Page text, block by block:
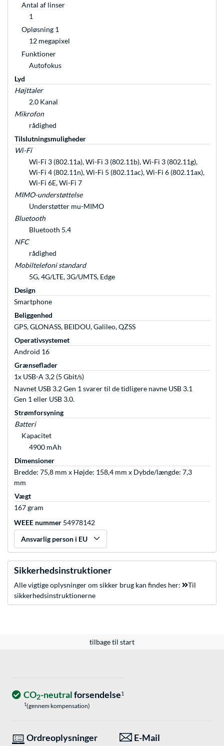
Antal af linser
1
Opløsning 1
12 megapixel
Funktioner
Autofokus
Lyd
Højttaler
2.0 Kanal
Mikrofon
rådighed
Tilslutningsmuligheder
Wi-Fi
Wi-Fi 3 (802.11a), Wi-Fi 3 (802.11b), Wi-Fi 3 (802.11g),
Wi-Fi 4 (802.11n), Wi-Fi 5 (802.11ac), Wi-Fi 6 (802.11ax),
Wi-Fi 6E, Wi-Fi 7
MIMO-understøttelse
Understøtter mu-MIMO
Bluetooth
Bluetooth 5.4
NFC
rådighed
Mobiltelefoni standard
5G, 4G/LTE, 3G/UMTS, Edge
Design
Smartphone
Beliggenhed
GPS, GLONASS, BEIDOU, Galileo, QZSS
Operativsystemet
Android 16
Grænseflader
1x USB-A 3,2 (5 Gbit/s)
Navnet USB 3.2 Gen 1 svarer til de tidligere navne USB 3.1
Gen 1 eller USB 3.0.
Strømforsyning
Batteri
Kapacitet
4900 mAh
Dimensioner
Bredde: 75,8 mm x Højde: 158,4 mm x Dybde/længde: 7,3
mm
Vægt
167 gram
WEEE nummer 54978142
Ansvarlig person i EU
Sikkerhedsinstruktioner
Alle vigtige oplysninger om sikker brug kan findes her:
Til
sikkerhedsinstruktionerne
tilbage til start
CO2-neutralforsendelse1
1(gennem kompensation)
Ordreoplysninger E-Mail